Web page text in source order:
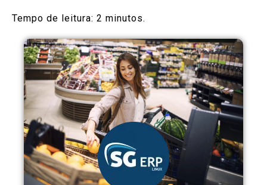
Tempo de leitura: 2 minutos.